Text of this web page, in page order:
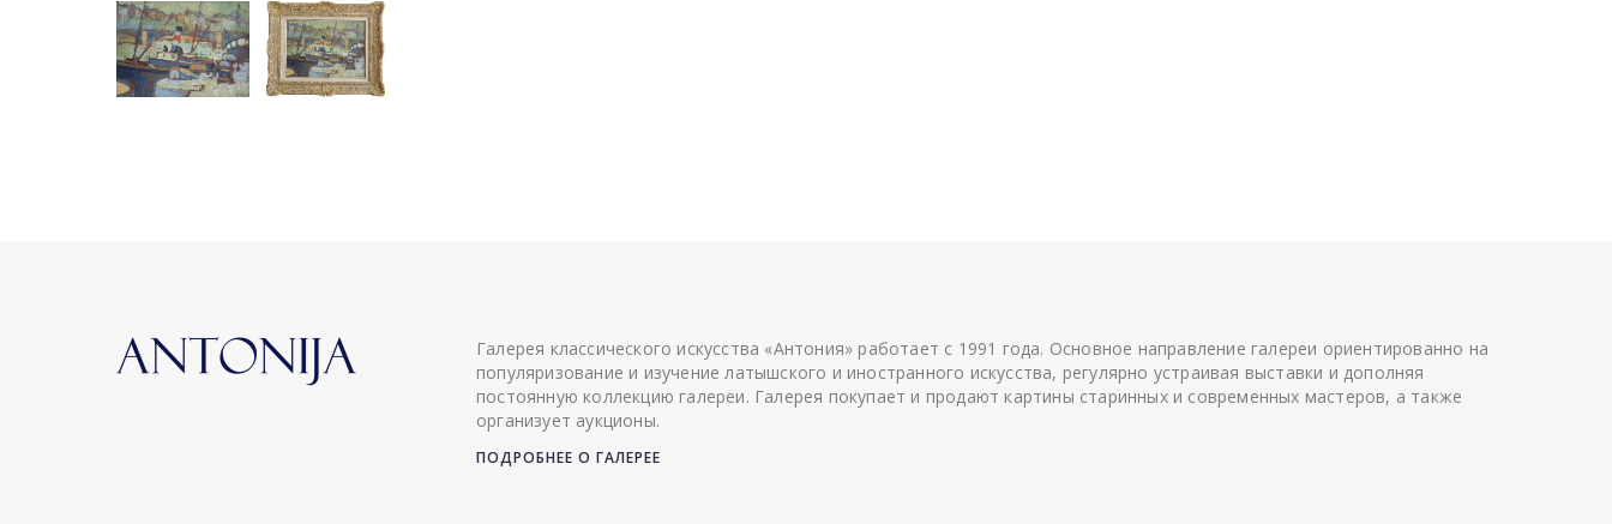
Галерея классического искусства «Антония» работает с 1991 года. Основное направление галереи ориентированно на
популяризование и изучение латышского и иностранного искусства, регулярно устраивая выставки и дополняя
постоянную коллекцию галереи. Галерея покупает и продают картины старинных и современных мастеров, а также
организует аукционы.
ПОДРОБНЕЕ О ГАЛЕРЕЕ